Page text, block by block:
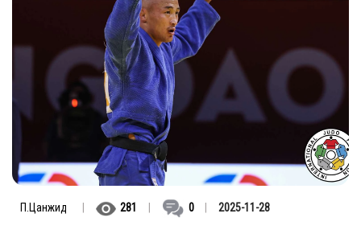
П.Цанжид 281 0 2025-11-28